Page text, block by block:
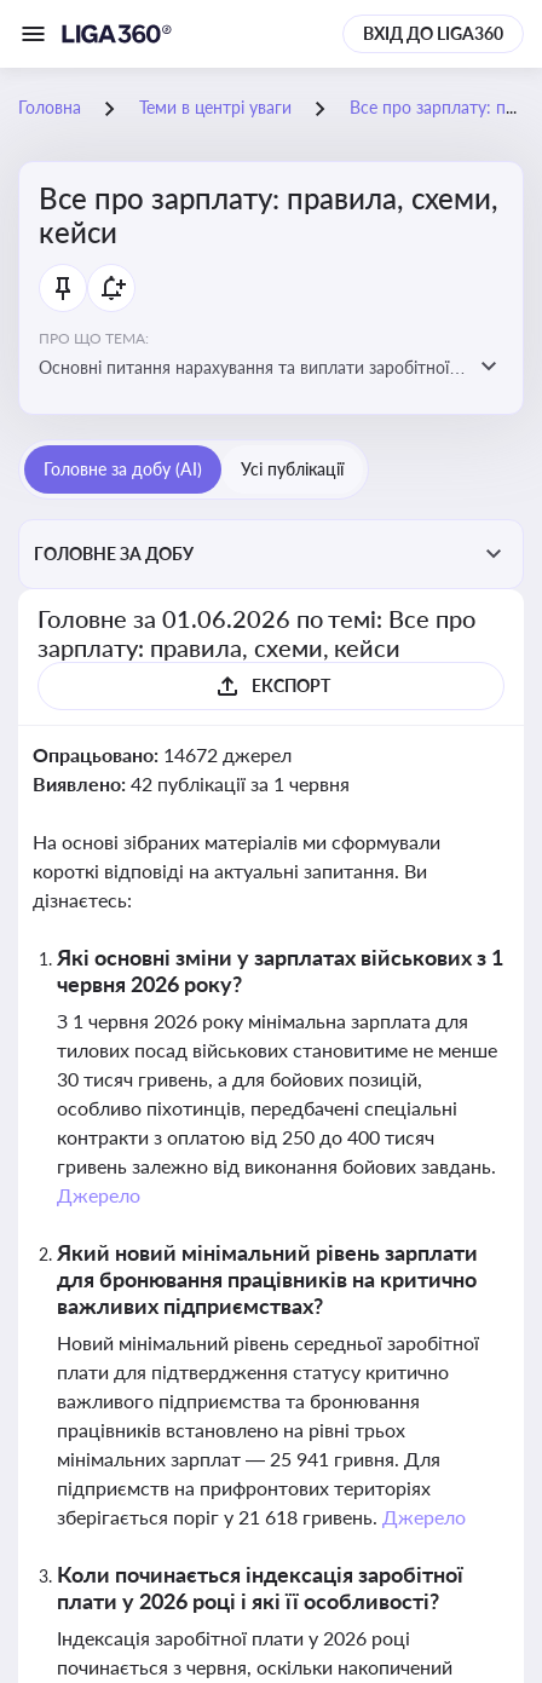
ВХІД ДО LIGA360
Головна Теми в центрі уваги Все про зарплату: правила, схеми, кейси
Все про зарплату: правила, схеми,
кейси
ПРО ЩО ТЕМА:
Основні питання нарахування та виплати заробітної
інформації про можливі схеми зловживань
Головне за добу (AI) Усі публікації
ГОЛОВНЕ ЗА ДОБУ
Головне за 01.06.2026 по темі: Все про
зарплату: правила, схеми, кейси
ЕКСПОРТ
Опрацьовано: 14672 джерел
Виявлено: 42 публікації за 1 червня
На основі зібраних матеріалів ми сформували
короткі відповіді на актуальні запитання. Ви
дізнаєтесь:
Які основні зміни у зарплатах військових з 1
червня 2026 року?
З 1 червня 2026 року мінімальна зарплата для
тилових посад військових становитиме не менше
30 тисяч гривень, а для бойових позицій,
особливо піхотинців, передбачені спеціальні
контракти з оплатою від 250 до 400 тисяч
гривень залежно від виконання бойових завдань.
Джерело
Який новий мінімальний рівень зарплати
для бронювання працівників на критично
важливих підприємствах?
Новий мінімальний рівень середньої заробітної
плати для підтвердження статусу критично
важливого підприємства та бронювання
працівників встановлено на рівні трьох
мінімальних зарплат — 25 941 гривня. Для
підприємств на прифронтових територіях
зберігається поріг у 21 618 гривень. Джерело
Коли починається індексація заробітної
плати у 2026 році і які її особливості?
Індексація заробітної плати у 2026 році
починається з червня, оскільки накопичений